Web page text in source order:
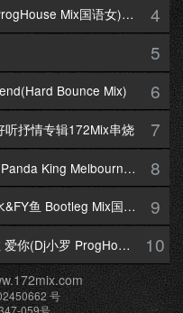
阿悠悠 - 一生与你擦肩而过(Dj欧东 ProgHouse Mix国语女)Dj小耀修改 4
5
Bounce Mix) 6
抒情专辑172Mix串烧 7
【DjRAY提供】小阿七 - 五十年以后(Panda King Melbourne Mix国语女) 8
【172Mix独家】故意没接&3977(止水&FY鱼 Bootleg Mix国语男) 9
【172Mix独家】弹棉花的小花 - 顿啦 爱你(Dj小罗 ProgHouse Mix国语女)v2 10
号
059号